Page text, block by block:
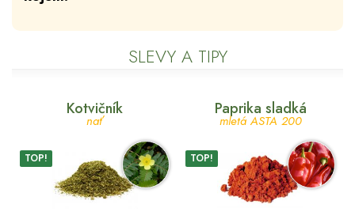
SLEVY A TIPY
Kotvičník
nať
TOP!
Paprika sladká
mletá ASTA 200
TOP!